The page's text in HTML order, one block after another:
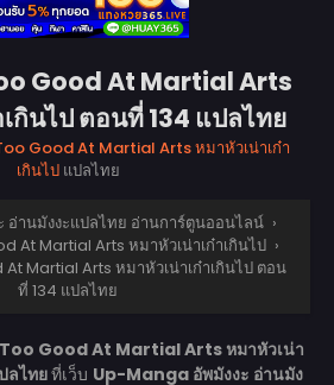
Good At Martial Arts
กินไป ตอนที่ 134 แปลไทย
Good At Martial Arts หมาหัวเน่าเก๋า
เกินไปแปลไทย
อ่านมังงะแปลไทย อ่านการ์ตูนออนไลน์ ›
At Martial Arts หมาหัวเน่าเก๋าเกินไป ›
Martial Arts หมาหัวเน่าเก๋าเกินไป ตอน
ที่ 134 แปลไทย
Good At Martial Arts หมาหัวเน่า
ลไทยที่เว็บ Up-Manga อัพมังงะ อ่านมัง